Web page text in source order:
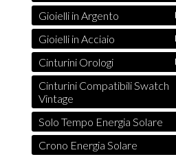
Gioielli in Argento
Gioielli in Acciaio
Cinturini Orologi
Cinturini Compatibili Swatch
Vintage
Solo Tempo Energia Solare
Crono Energia Solare